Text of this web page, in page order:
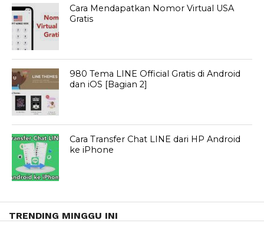
Cara Mendapatkan Nomor Virtual USA
Gratis
980 Tema LINE Official Gratis di Android
dan iOS [Bagian 2]
Cara Transfer Chat LINE dari HP Android
ke iPhone
TRENDING MINGGU INI